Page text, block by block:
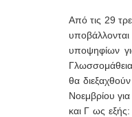
Από τις 29
υποψηφίων
θα
Νοεμβρίου
και Γ ως